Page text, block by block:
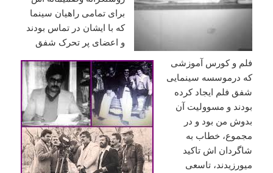
برای تمامی راهیان سینما
که با ایشان در تماس بودند
و اعضای پر تحرک شفق
فلم و کورس آموزشی
که درموسسه سینمایی
شفق فلم ایجاد کرده
بودند و مسوولیت آن
بدوش من بود و در
مجموع، خطاب به
شاگردان اش تاکید
میورزیدند، تاسعی